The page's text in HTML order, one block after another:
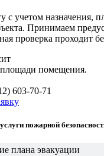
с учетом назначения,
Принимаем
проверка проходит
площади помещения.
603-70-71
пожарной
плана эвакуации